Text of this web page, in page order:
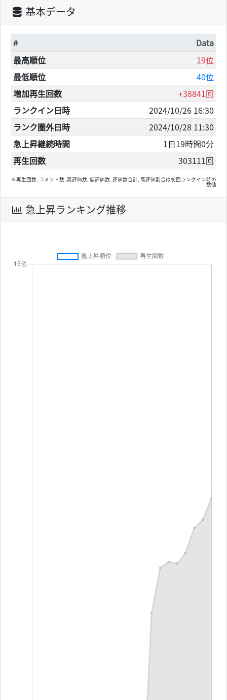
基本データ
#
Data
最高順位
19位
最低順位
40位
増加再生回数
+38841回
ランクイン日時
2024/10/26 16:30
ランク圏外日時
2024/10/28 11:30
急上昇継続時間
1日19時間0分
再生回数
303111回
※再生回数, コメント数, 高評価数, 低評価数, 評価数合計, 高評価割合は初回ランクイン時の
数値
急上昇ランキング推移